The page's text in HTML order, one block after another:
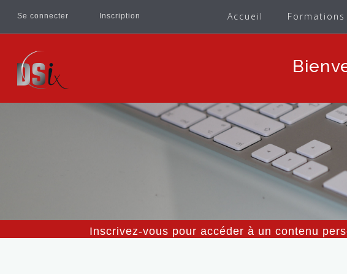
Accueil Formations
Se connecter Inscription
Inscrivez-vous pour accéder à un contenu